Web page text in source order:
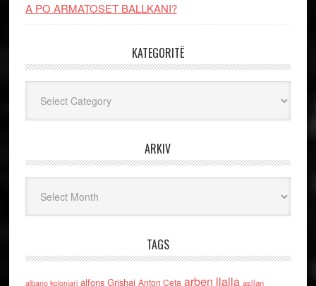
A PO ARMATOSET BALLKANI?
KATEGORITË
ARKIV
TAGS
albano kolonjari alfons Grishaj Anton Cefa arben llalla asllan